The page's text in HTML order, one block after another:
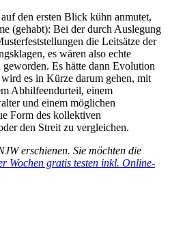
den ersten Blick kühn anmutet,
(gehabt): Bei der durch Auslegung
die Leitsätze der
es wären also echte
Es hätte dann Evolution
es in Kürze darum gehen, mit
Abhilfeendurteil, einem
und einem möglichen
Form des kollektiven
den Streit zu vergleichen.
erschienen. Sie möchten die
Wochen gratis testen inkl. Online-